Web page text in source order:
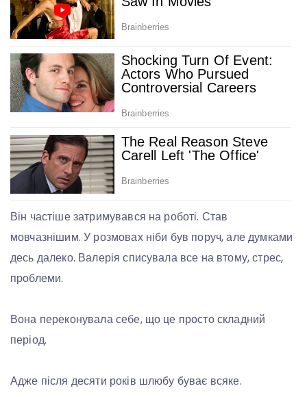
Він частіше затримувався на роботі. Став
мовчазнішим. У розмовах ніби був поруч, але думками
десь далеко. Валерія списувала все на втому, стрес,
проблеми.
Вона переконувала себе, що це просто складний
період.
Адже після десяти років шлюбу буває всяке.